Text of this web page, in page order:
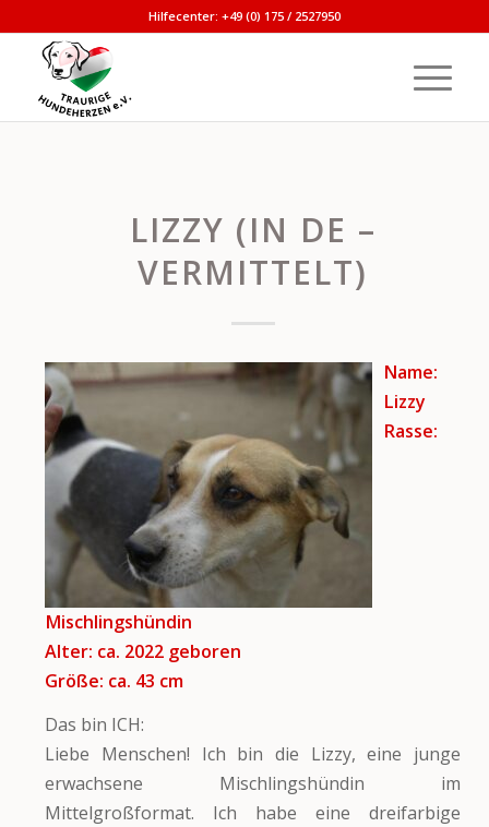
Hilfecenter: +49 (0) 175 / 2527950
LIZZY (IN DE –
VERMITTELT)
Name:
Lizzy
Rasse:
Mischlingshündin
Alter: ca. 2022 geboren
Größe: ca. 43 cm
Das bin ICH:
Liebe Menschen! Ich bin die Lizzy, eine junge
erwachsene Mischlingshündin im
Mittelgroßformat. Ich habe eine dreifarbige